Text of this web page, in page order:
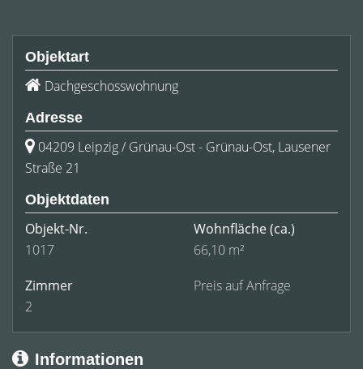
Objektart
Dachgeschosswohnung
Adresse
04209 Leipzig / Grünau-Ost - Grünau-Ost, Lausener
Straße 21
Objektdaten
Objekt-Nr.
1017
Wohnfläche(ca.)
66,10 m²
Zimmer
2
Preis auf Anfrage
Informationen